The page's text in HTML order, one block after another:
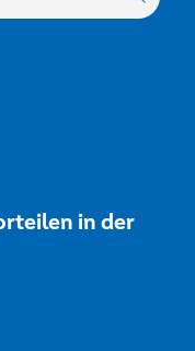
in der